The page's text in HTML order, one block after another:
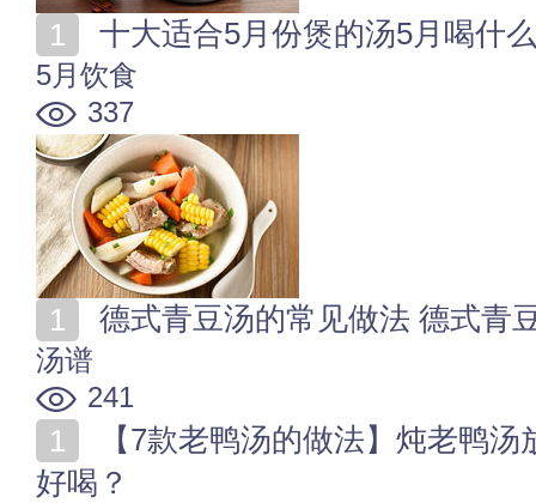
十大适合5月份煲的汤5月喝什
5月饮食
337
德式青豆汤的常见做法 德式青
汤谱
241
好喝？